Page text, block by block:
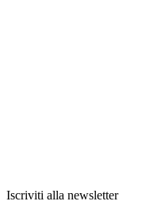
Iscriviti alla newsletter